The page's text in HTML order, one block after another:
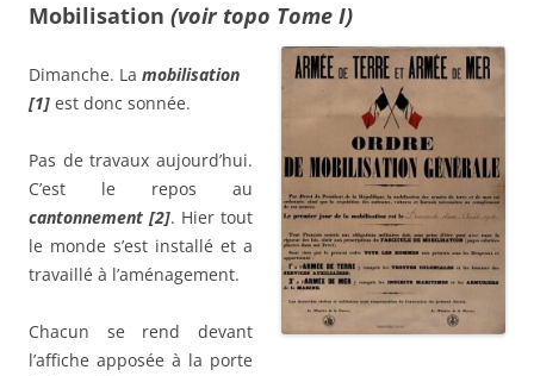
Mobilisation (voir topo Tome I)
Dimanche. La mobilisation
[1] est donc sonnée.
Pas de travaux aujourd’hui.
C’est le repos au
cantonnement [2]. Hier tout
le monde s’est installé et a
travaillé à l’aménagement.
Chacun se rend devant
l’affiche apposée à la porte